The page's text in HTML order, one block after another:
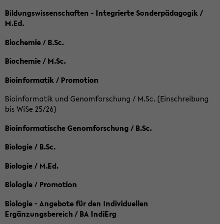
Bildungswissenschaften - Integrierte Sonderpädagogik /
M.Ed.
Biochemie / B.Sc.
Biochemie / M.Sc.
Bioinformatik / Promotion
Bioinformatik und Genomforschung / M.Sc. (Einschreibung
bis WiSe 25/26)
Bioinformatische Genomforschung / B.Sc.
Biologie / B.Sc.
Biologie / M.Ed.
Biologie / Promotion
Biologie - Angebote für den Individuellen
Ergänzungsbereich / BA IndiErg